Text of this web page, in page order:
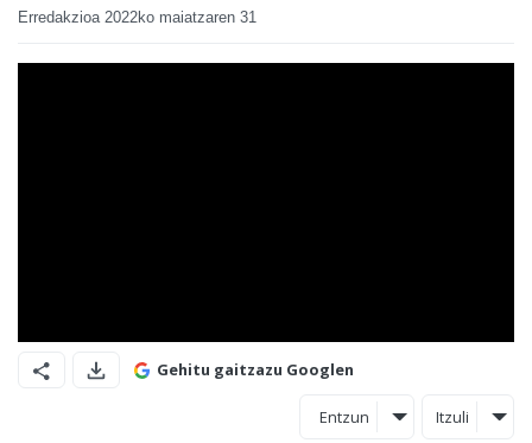
Erredakzioa 2022ko maiatzaren 31
Gehitu gaitzazu Googlen
Entzun Itzuli